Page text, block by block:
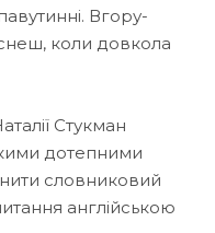
Вгору-
коли довкола
Стукман
дотепними
словниковий
англійською